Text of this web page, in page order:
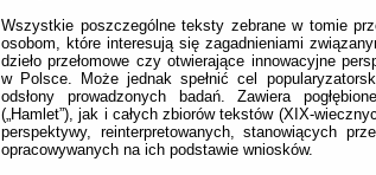
Wszystkie poszczególne teksty zebrane w tomie
osobom, które interesują się zagadnieniami
dzieło przełomowe czy otwierające innowacyjne
w Polsce. Może jednak spełnić cel
odsłony prowadzonych badań. Zawiera
(„Hamlet”), jak i całych zbiorów tekstów (XIX-
perspektywy, reinterpretowanych, stanowiących
opracowywanych na ich podstawie wniosków.